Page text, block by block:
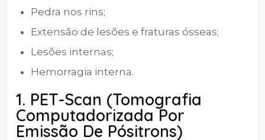
Pedra nos rins;
Extensão de lesões e fraturas ósseas;
Lesões internas;
Hemorragia interna.
1. PET-Scan (Tomografia
Computadorizada Por
Emissão De Pósitrons)